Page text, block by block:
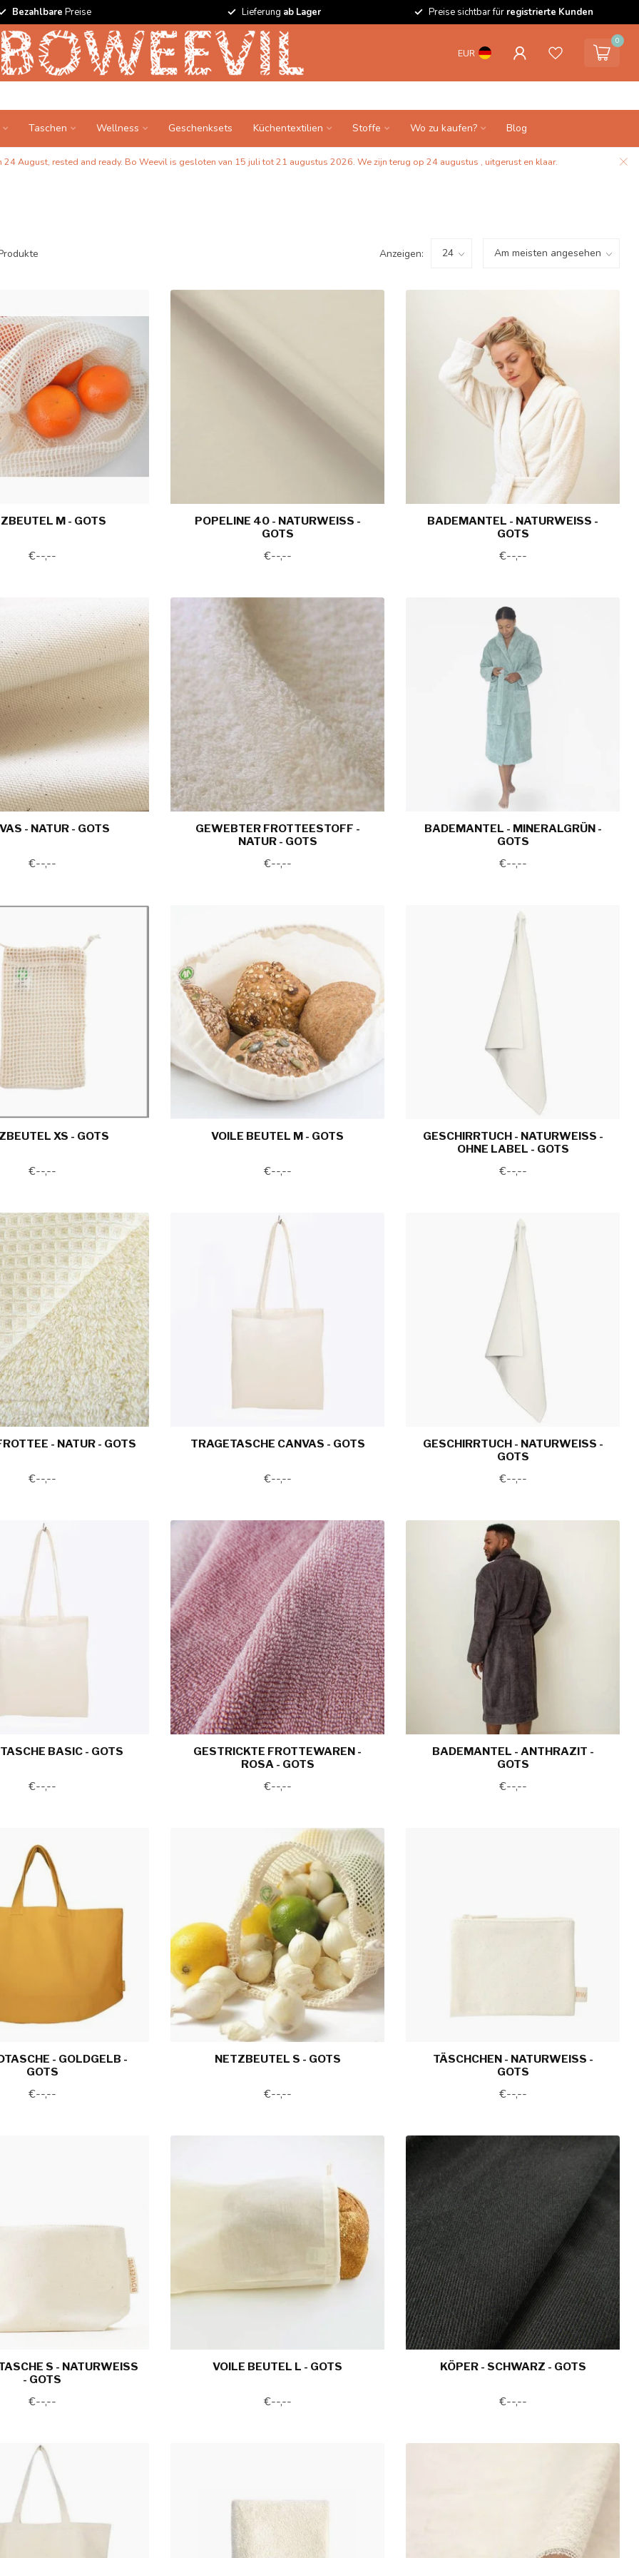
Bezahlbare Preise Lieferung ab Lager Preise sichtbar für registrierte Kunden
EUR
0
Taschen Wellness Geschenksets Küchentextilien Stoffe Wo zu kaufen? Blog
August, rested and ready. Bo Weevil is gesloten van 15 juli tot 21 augustus 2026. We zijn terug op 24 augustus , uitgerust en klaar.
Anzeigen:
M - GOTS
€--,--
POPELINE 40 - NATURWEISS - G
OTS
€--,--
BADEMANTEL - NATURWEISS -
GOTS
€--,--
- NATUR - GOTS
€--,--
GEWEBTER FROTTEESTOFF -
NATUR - GOTS
€--,--
BADEMANTEL - MINERALGRÜN -
GOTS
€--,--
XS - GOTS
€--,--
VOILE BEUTEL M - GOTS
€--,--
GESCHIRRTUCH - NATURWEISS - O
HNE LABEL - GOTS
€--,--
- NATUR - GOTS
€--,--
TRAGETASCHE CANVAS - GOTS
€--,--
GESCHIRRTUCH - NATURWEISS - G
OTS
€--,--
BASIC - GOTS
€--,--
GESTRICKTE FROTTEWAREN -
ROSA - GOTS
€--,--
BADEMANTEL - ANTHRAZIT -
GOTS
€--,--
- GOLDGELB -
GOTS
€--,--
NETZBEUTEL S - GOTS
€--,--
TÄSCHCHEN - NATURWEISS -
GOTS
€--,--
S - NATURWEISS
- GOTS
€--,--
VOILE BEUTEL L - GOTS
€--,--
KÖPER - SCHWARZ - GOTS
€--,--